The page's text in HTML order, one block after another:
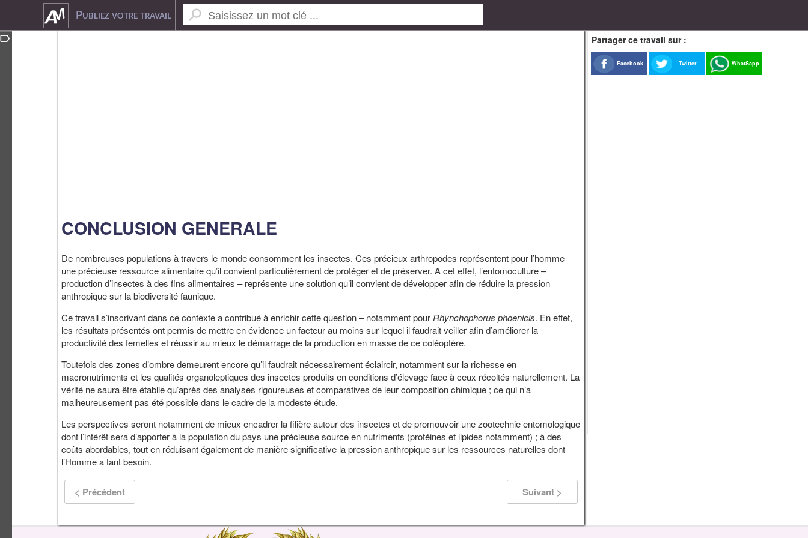
Publiez votre travail
CONCLUSION GENERALE
De nombreuses populations à travers le monde consomment les insectes. Ces précieux arthropodes représentent pour l’homme
une précieuse ressource alimentaire qu’il convient particulièrement de protéger et de préserver. A cet effet, l’entomoculture –
production d’insectes à des fins alimentaires – représente une solution qu’il convient de développer afin de réduire la pression
anthropique sur la biodiversité faunique.
Ce travail s’inscrivant dans ce contexte a contribué à enrichir cette question – notamment pour Rhynchophorus phoenicis. En effet,
les résultats présentés ont permis de mettre en évidence un facteur au moins sur lequel il faudrait veiller afin d’améliorer la
productivité des femelles et réussir au mieux le démarrage de la production en masse de ce coléoptère.
Toutefois des zones d’ombre demeurent encore qu’il faudrait nécessairement éclaircir, notamment sur la richesse en
macronutriments et les qualités organoleptiques des insectes produits en conditions d’élevage face à ceux récoltés naturellement. La
vérité ne saura être établie qu’après des analyses rigoureuses et comparatives de leur composition chimique ; ce qui n’a
malheureusement pas été possible dans le cadre de la modeste étude.
Les perspectives seront notamment de mieux encadrer la filière autour des insectes et de promouvoir une zootechnie entomologique
dont l’intérêt sera d’apporter à la population du pays une précieuse source en nutriments (protéines et lipides notamment) ; à des
coûts abordables, tout en réduisant également de manière significative la pression anthropique sur les ressources naturelles dont
l’Homme a tant besoin.
< Précédent Suivant >
Partager ce travail sur :
Facebook Twitter WhatSapp